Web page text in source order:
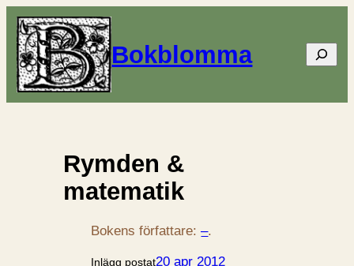
Bokblomma Sök
Rymden &
matematik
Bokens författare:–.
Inlägg postat20 apr 2012